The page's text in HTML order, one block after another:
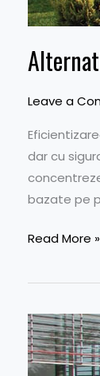
Leave a
dar cu
bazate pe
Read More »
Final
de
Eco